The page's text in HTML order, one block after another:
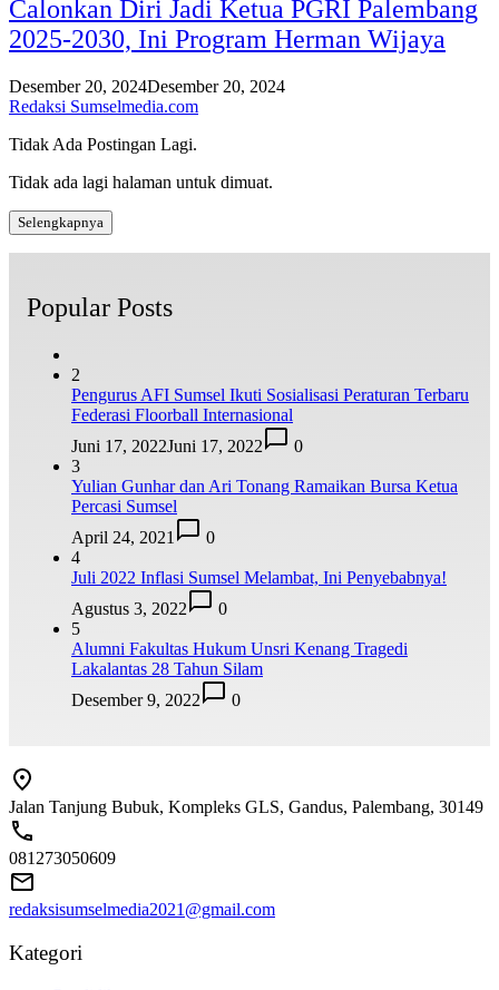
Calonkan Diri Jadi Ketua PGRI Palembang
2025-2030, Ini Program Herman Wijaya
Desember 20, 2024Desember 20, 2024
Redaksi Sumselmedia.com
Tidak Ada Postingan Lagi.
Tidak ada lagi halaman untuk dimuat.
Selengkapnya
Popular Posts
2
Pengurus AFI Sumsel Ikuti Sosialisasi Peraturan Terbaru
Federasi Floorball Internasional
Juni 17, 2022Juni 17, 2022
0
3
Yulian Gunhar dan Ari Tonang Ramaikan Bursa Ketua
Percasi Sumsel
April 24, 2021
0
4
Juli 2022 Inflasi Sumsel Melambat, Ini Penyebabnya!
Agustus 3, 2022
0
5
Alumni Fakultas Hukum Unsri Kenang Tragedi
Lakalantas 28 Tahun Silam
Desember 9, 2022
0
Jalan Tanjung Bubuk, Kompleks GLS, Gandus, Palembang, 30149
081273050609
redaksisumselmedia2021@gmail.com
Kategori